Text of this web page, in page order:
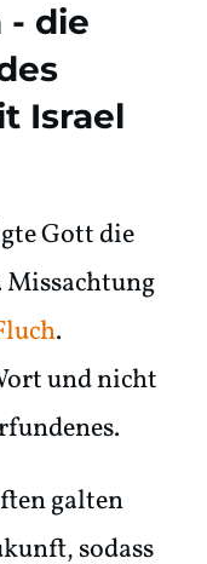
- die
Israel
Gott die
Missachtung
.
und nicht
galten
sodass